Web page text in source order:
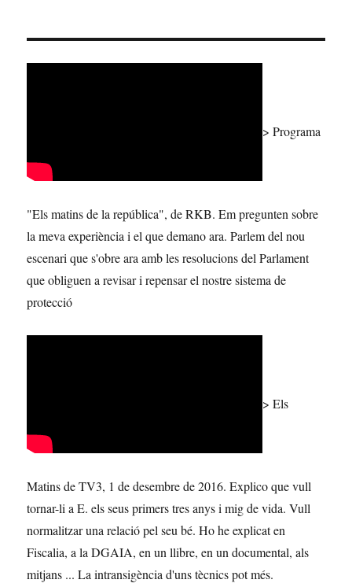
> Programa
"Els matins de la república", de RKB. Em pregunten sobre
la meva experiència i el que demano ara. Parlem del nou
escenari que s'obre ara amb les resolucions del Parlament
que obliguen a revisar i repensar el nostre sistema de
protecció
> Els
Matins de TV3, 1 de desembre de 2016. Explico que vull
tornar-li a E. els seus primers tres anys i mig de vida. Vull
normalitzar una relació pel seu bé. Ho he explicat en
Fiscalia, a la DGAIA, en un llibre, en un documental, als
mitjans ... La intransigència d'uns tècnics pot més.